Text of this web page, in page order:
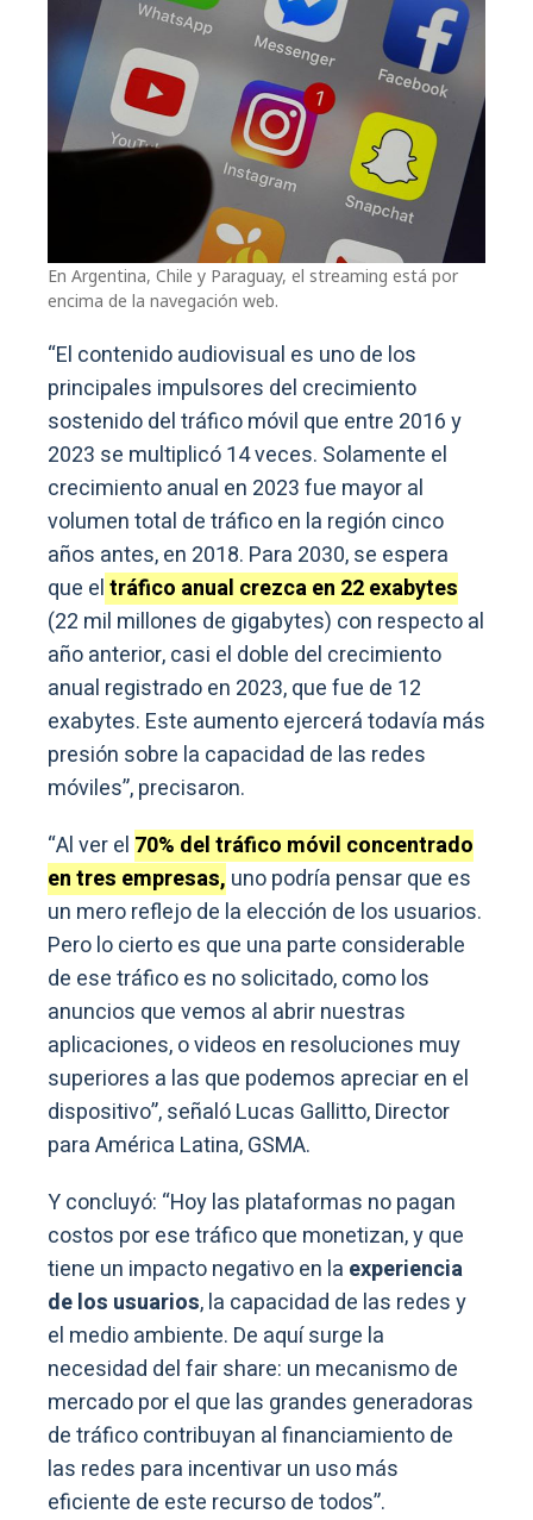
En Argentina, Chile y Paraguay, el streaming está por
encima de la navegación web.
“El contenido audiovisual es uno de los
principales impulsores del crecimiento
sostenido del tráfico móvil que entre 2016 y
2023 se multiplicó 14 veces. Solamente el
crecimiento anual en 2023 fue mayor al
volumen total de tráfico en la región cinco
años antes, en 2018. Para 2030, se espera
que eltráfico anual crezca en 22 exabytes
(22 mil millones de gigabytes) con respecto al
año anterior, casi el doble del crecimiento
anual registrado en 2023, que fue de 12
exabytes. Este aumento ejercerá todavía más
presión sobre la capacidad de las redes
móviles”, precisaron.
“Al ver el 70% del tráfico móvil concentrado
en tres empresas, uno podría pensar que es
un mero reflejo de la elección de los usuarios.
Pero lo cierto es que una parte considerable
de ese tráfico es no solicitado, como los
anuncios que vemos al abrir nuestras
aplicaciones, o videos en resoluciones muy
superiores a las que podemos apreciar en el
dispositivo”, señaló Lucas Gallitto, Director
para América Latina, GSMA.
Y concluyó: “Hoy las plataformas no pagan
costos por ese tráfico que monetizan, y que
tiene un impacto negativo en la experiencia
de los usuarios, la capacidad de las redes y
el medio ambiente. De aquí surge la
necesidad del fair share: un mecanismo de
mercado por el que las grandes generadoras
de tráfico contribuyan al financiamiento de
las redes para incentivar un uso más
eficiente de este recurso de todos”.